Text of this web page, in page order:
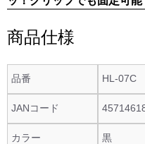
商品仕様
品番 HL-07C
JANコード
カラー 黒